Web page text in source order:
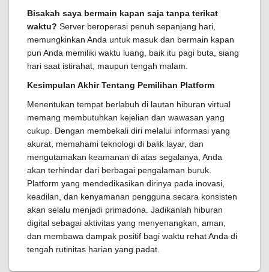
Bisakah saya bermain kapan saja tanpa terikat
waktu? Server beroperasi penuh sepanjang hari,
memungkinkan Anda untuk masuk dan bermain kapan
pun Anda memiliki waktu luang, baik itu pagi buta, siang
hari saat istirahat, maupun tengah malam.
Kesimpulan Akhir Tentang Pemilihan Platform
Menentukan tempat berlabuh di lautan hiburan virtual
memang membutuhkan kejelian dan wawasan yang
cukup. Dengan membekali diri melalui informasi yang
akurat, memahami teknologi di balik layar, dan
mengutamakan keamanan di atas segalanya, Anda
akan terhindar dari berbagai pengalaman buruk.
Platform yang mendedikasikan dirinya pada inovasi,
keadilan, dan kenyamanan pengguna secara konsisten
akan selalu menjadi primadona. Jadikanlah hiburan
digital sebagai aktivitas yang menyenangkan, aman,
dan membawa dampak positif bagi waktu rehat Anda di
tengah rutinitas harian yang padat.